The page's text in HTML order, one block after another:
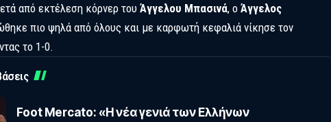
από εκτέλεση κόρνερ του Άγγελου Μπασινά, ο Άγγελος
πιο ψηλά από όλους και με καρφωτή κεφαλιά νίκησε τον
το 1-0.
Foot Mercato: «Η νέα γενιά των Ελλήνων